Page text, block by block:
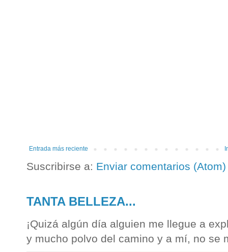
Entrada más reciente
Suscribirse a: Enviar comentarios (Atom)
TANTA BELLEZA...
¡Quizá algún día alguien me llegue a
y mucho polvo del camino y a mí, no se